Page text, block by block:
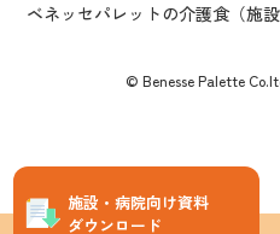
施設・病院向け資料
ダウンロード
ベネッセパレットの介護食（施設
© Benesse Palette